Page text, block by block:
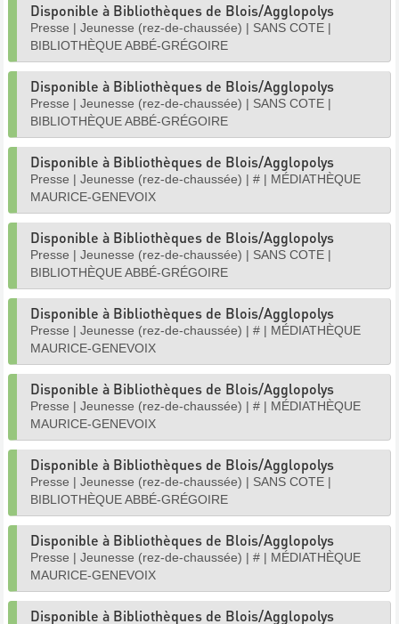
Disponible à Bibliothèques de Blois/Agglopolys
Presse | Jeunesse (rez-de-chaussée) | SANS COTE |
BIBLIOTHÈQUE ABBÉ-GRÉGOIRE
Disponible à Bibliothèques de Blois/Agglopolys
Presse | Jeunesse (rez-de-chaussée) | SANS COTE |
BIBLIOTHÈQUE ABBÉ-GRÉGOIRE
Disponible à Bibliothèques de Blois/Agglopolys
Presse | Jeunesse (rez-de-chaussée) | # | MÉDIATHÈQUE
MAURICE-GENEVOIX
Disponible à Bibliothèques de Blois/Agglopolys
Presse | Jeunesse (rez-de-chaussée) | SANS COTE |
BIBLIOTHÈQUE ABBÉ-GRÉGOIRE
Disponible à Bibliothèques de Blois/Agglopolys
Presse | Jeunesse (rez-de-chaussée) | # | MÉDIATHÈQUE
MAURICE-GENEVOIX
Disponible à Bibliothèques de Blois/Agglopolys
Presse | Jeunesse (rez-de-chaussée) | # | MÉDIATHÈQUE
MAURICE-GENEVOIX
Disponible à Bibliothèques de Blois/Agglopolys
Presse | Jeunesse (rez-de-chaussée) | SANS COTE |
BIBLIOTHÈQUE ABBÉ-GRÉGOIRE
Disponible à Bibliothèques de Blois/Agglopolys
Presse | Jeunesse (rez-de-chaussée) | # | MÉDIATHÈQUE
MAURICE-GENEVOIX
Disponible à Bibliothèques de Blois/Agglopolys